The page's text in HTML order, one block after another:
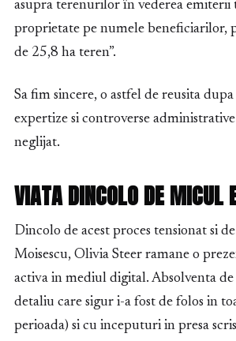
asupra terenurilor în vederea
proprietate pe numele beneficiarilor,
de 25,8 ha teren”.
Sa fim sincere, o astfel de reusita
expertize si controverse
neglijat.
VIATA DINCOLO DE MICUL
Dincolo de acest proces tensionat si
Moisescu, Olivia Steer ramane o
activa in mediul digital. Absolventa
detaliu care sigur i-a fost de folos in
perioada) si cu inceputuri in presa